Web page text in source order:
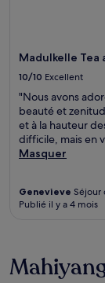
Madulkelle Tea
10/10 Excellent
"Nous avons
beauté et
et à la hauteur
difficile, mais en
Masquer
Genevieve Séjour
Publié il y a 4 mois